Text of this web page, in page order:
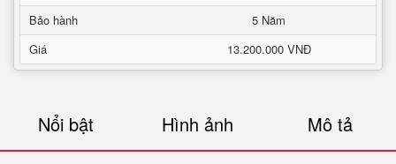
Bảo hành
5 Năm
Giá
13.200.000 VNĐ
Nổi bật Hình ảnh Mô tả